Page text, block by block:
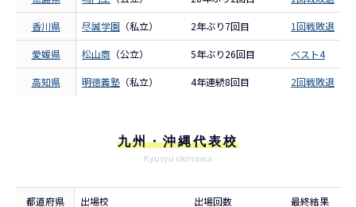
香川県 尽誠学園 （私立） 2年ぶり7回目 1回戦敗退
愛媛県 松山商 （公立） 5年ぶり26回目 ベスト4
高知県 明徳義塾 （私立） 4年連続8回目 2回戦敗退
九州・沖縄代表校
Kyusyu okinawa
都道府県 出場校 出場回数 最終結果